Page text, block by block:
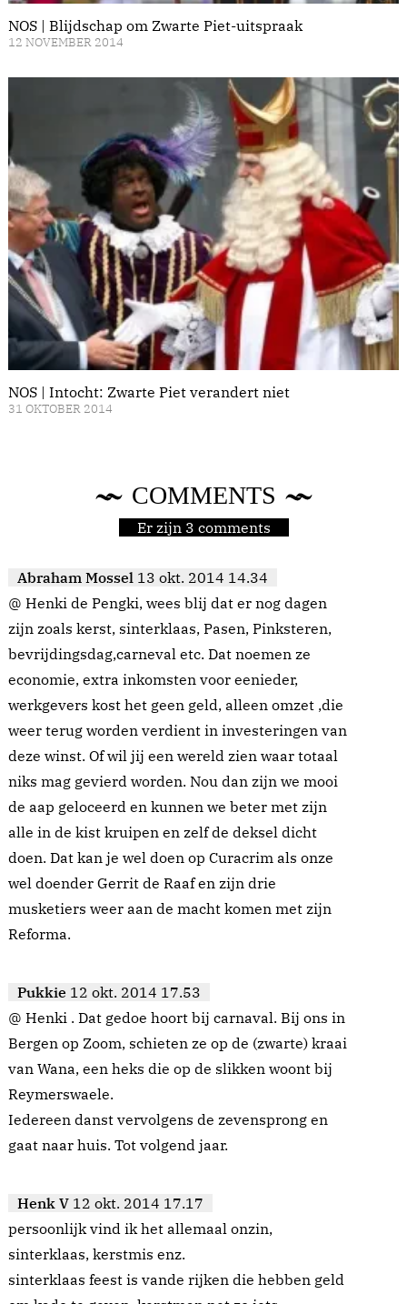
NOS | Blijdschap om Zwarte Piet-uitspraak
12 NOVEMBER 2014
NOS | Intocht: Zwarte Piet verandert niet
31 OKTOBER 2014
COMMENTS
Er zijn 3 comments
Abraham Mossel 13 okt. 2014 14.34
@ Henki de Pengki, wees blij dat er nog dagen
zijn zoals kerst, sinterklaas, Pasen, Pinksteren,
bevrijdingsdag,carneval etc. Dat noemen ze
economie, extra inkomsten voor eenieder,
werkgevers kost het geen geld, alleen omzet ,die
weer terug worden verdient in investeringen van
deze winst. Of wil jij een wereld zien waar totaal
niks mag gevierd worden. Nou dan zijn we mooi
de aap geloceerd en kunnen we beter met zijn
alle in de kist kruipen en zelf de deksel dicht
doen. Dat kan je wel doen op Curacrim als onze
wel doender Gerrit de Raaf en zijn drie
musketiers weer aan de macht komen met zijn
Reforma.
Pukkie 12 okt. 2014 17.53
@ Henki . Dat gedoe hoort bij carnaval. Bij ons in
Bergen op Zoom, schieten ze op de (zwarte) kraai
van Wana, een heks die op de slikken woont bij
Reymerswaele.
Iedereen danst vervolgens de zevensprong en
gaat naar huis. Tot volgend jaar.
Henk V 12 okt. 2014 17.17
persoonlijk vind ik het allemaal onzin,
sinterklaas, kerstmis enz.
sinterklaas feest is vande rijken die hebben geld